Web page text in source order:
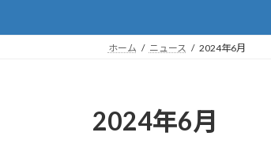
ホーム ニュース 2024年6月
2024年6月